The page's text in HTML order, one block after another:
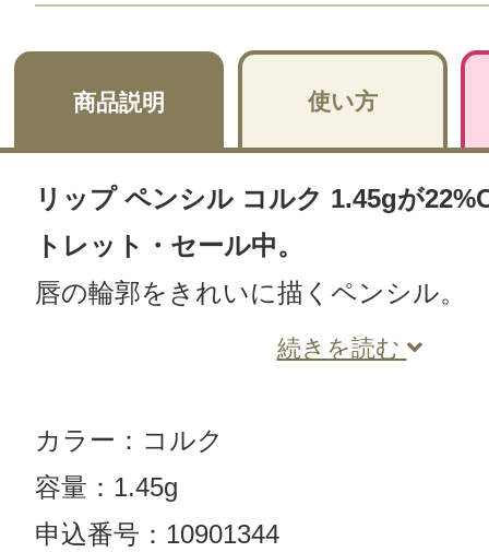
商品説明 使い方
リップ ペンシル コルク 1.45gが
トレット・セール中。
唇の輪郭をきれいに描くペンシル。
続きを読む
カラー：コルク
容量：1.45g
申込番号：10901344